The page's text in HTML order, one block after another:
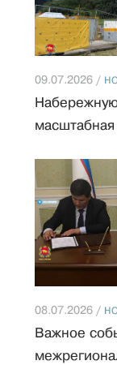
09.07.2026 /
масштабная
08.07.2026 /
Важное